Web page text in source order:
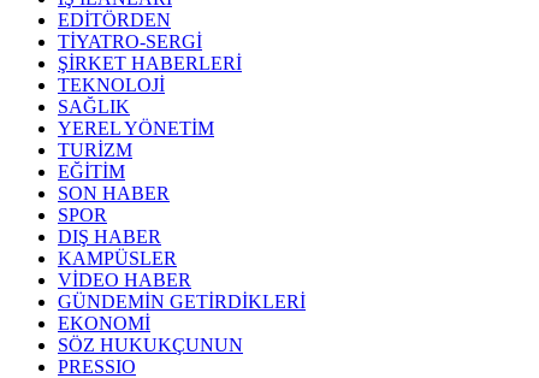
EDİTÖRDEN
TİYATRO-SERGİ
ŞİRKET HABERLERİ
TEKNOLOJİ
SAĞLIK
YEREL YÖNETİM
TURİZM
EĞİTİM
SON HABER
SPOR
DIŞ HABER
KAMPÜSLER
VİDEO HABER
GÜNDEMİN GETİRDİKLERİ
EKONOMİ
SÖZ HUKUKÇUNUN
PRESSIO